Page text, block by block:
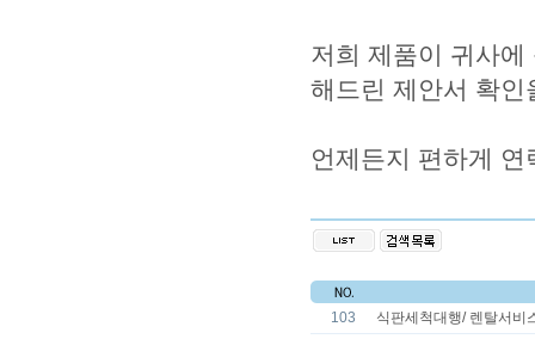
저희 제품이 귀사
해드린 제안서 확인
언제든지 편하게
103
식판세척대행/ 렌탈서비